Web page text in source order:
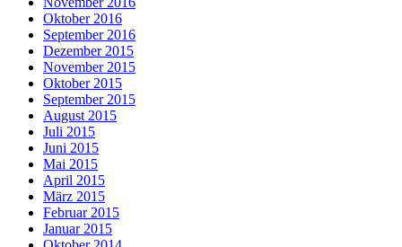
Oktober 2016
September 2016
Dezember 2015
November 2015
Oktober 2015
September 2015
August 2015
Juli 2015
Juni 2015
Mai 2015
April 2015
März 2015
Februar 2015
Januar 2015